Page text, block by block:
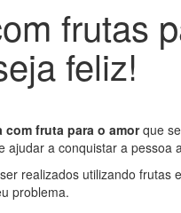
frutas
feliz!
com fruta para o amorque
ajudar a conquistar a pessoa
realizados utilizando frutas
problema.